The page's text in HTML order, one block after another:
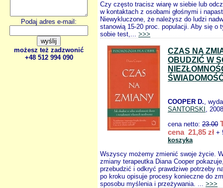
Podaj adres e-mail:
możesz też zadzwonić
+48 512 994 090
Czy często tracisz wiarę w siebie lub
w kontaktach z osobami głośnymi i
Niewykluczone, że należysz do ludzi
stanowią 15-20 proc. populacji. Aby się o
sobie test,... >>>
CZAS NA
OBUDZIĆ W
COOPER D.,
SANTORSKI ,
cena netto: 23.00
cena 21,85 zł +
koszyka
Wszyscy możemy zmienić swoje życie.
zmiany terapeutka Diana Cooper
przebudzić i odkryć prawdziwe potrzeby
po kroku opisuje procesy konieczne do
sposobu myślenia i przeżywania. ... >>>